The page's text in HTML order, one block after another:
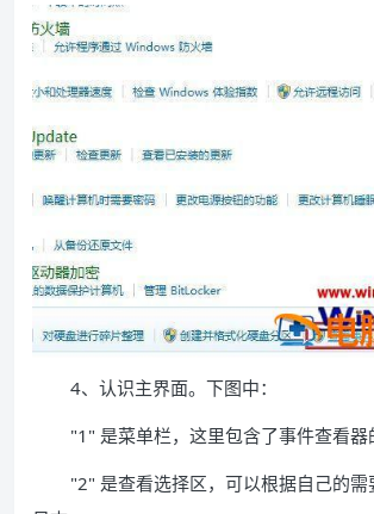
4、认识主界面。下图中：
"1" 是菜单栏，这里包含了事件查看器
"2" 是查看选择区，可以根据自己的需